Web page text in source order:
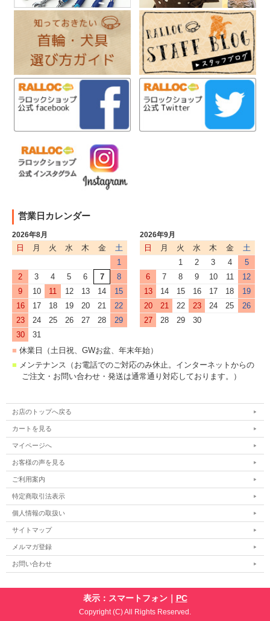
営業日カレンダー
2026年8月
日 月 火 水 木 金
土
1
2
3 4 5 6 7
8
9
10 11 12 13 14
15
16
17 18 19 20 21
22
23
24 25 26 27 28
29
30
31
2026年9月
日 月 火 水 木 金
土
1
2 3 4
5
6
7 8 9 10 11
12
13
14 15 16 17 18
19
20
21 22 23 24 25
26
27
28 29 30
■ 休業日（土日祝、GWお盆、年末年始）
■ メンテナンス（お電話でのご対応のみ休止。インターネットからの
ご注文・お問い合わせ・発送は通常通り対応しております。）
お店のトップへ戻る
カートを見る
マイページへ
お客様の声を見る
ご利用案内
特定商取引法表示
個人情報の取扱い
サイトマップ
メルマガ登録
お問い合わせ
表示：スマートフォン｜ PC
Copyright (C) All Rights Reserved.